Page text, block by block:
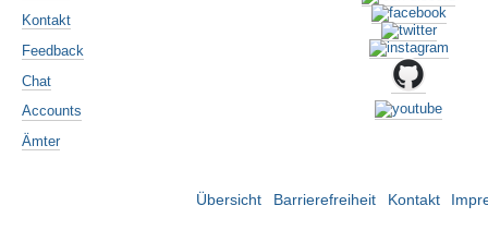
Kontakt
Feedback
Chat
Accounts
Ämter
Übersicht Barrierefreiheit Kontakt